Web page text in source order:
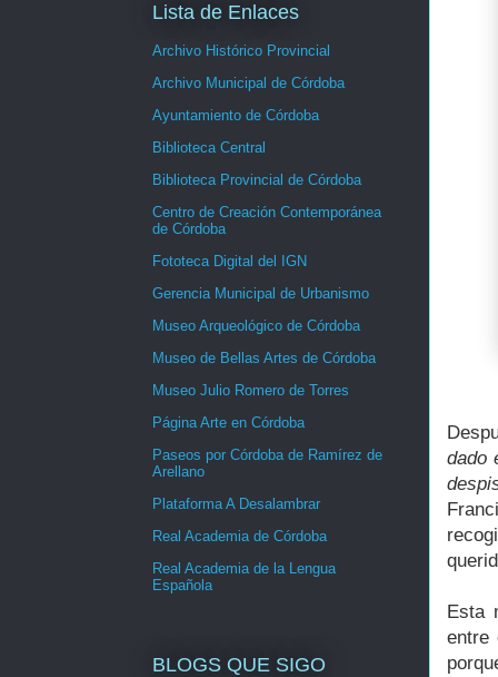
dado
Esta
entre
Lista de Enlaces
Archivo Histórico Provincial
Archivo Municipal de Córdoba
Ayuntamiento de Córdoba
Biblioteca Central
Biblioteca Provincial de Córdoba
Centro de Creación Contemporánea
de Córdoba
Fototeca Digital del IGN
Gerencia Municipal de Urbanismo
Museo Arqueológico de Córdoba
Museo de Bellas Artes de Córdoba
Museo Julio Romero de Torres
Página Arte en Córdoba
Paseos por Córdoba de Ramírez de
Arellano
Plataforma A Desalambrar
Real Academia de Córdoba
Real Academia de la Lengua
Española
BLOGS QUE SIGO